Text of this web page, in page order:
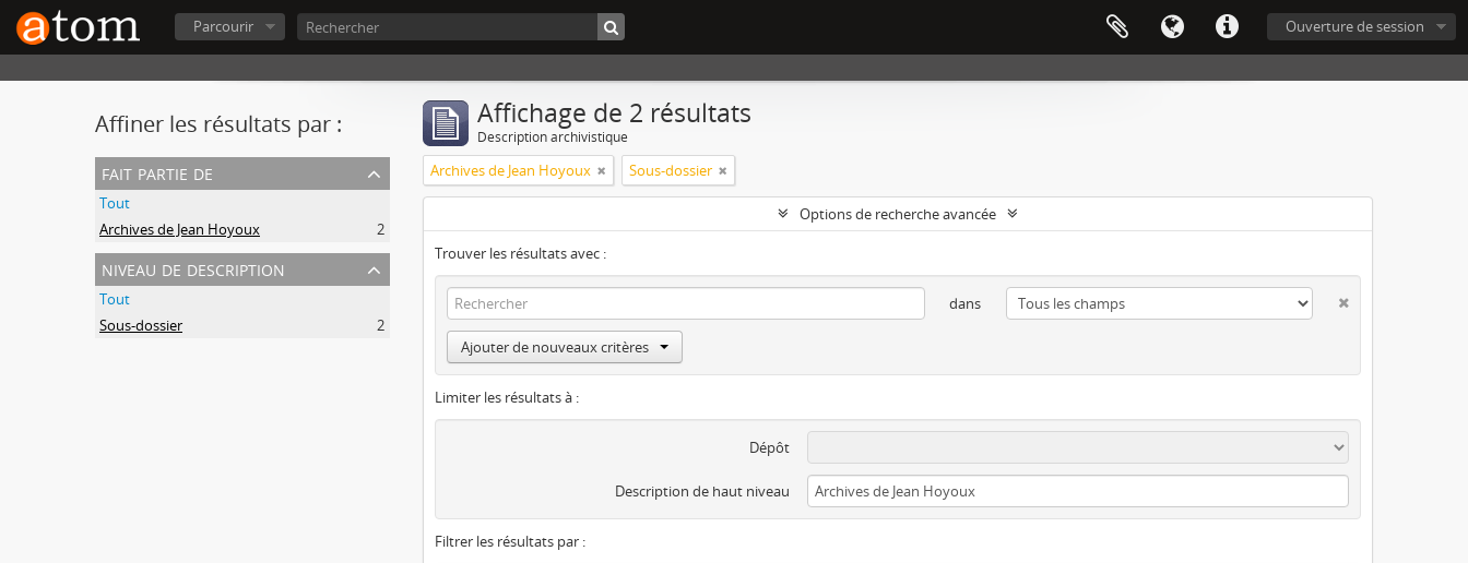
Ouverture de session
Parcourir
Affiner les résultats par :
fait partie de
Tout
Archives de Jean Hoyoux
2
niveau de description
Tout
Sous-dossier
2
Affichage de 2 résultats
Description archivistique
Archives de Jean Hoyoux Sous-dossier
Options de recherche avancée
Trouver les résultats avec :
dans
Ajouter de nouveaux critères
Limiter les résultats à :
Dépôt
Description de haut niveau
Filtrer les résultats par :